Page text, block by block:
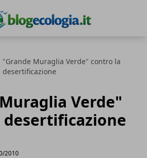
"Grande Muraglia Verde" contro la
desertificazione
Verde"
2010